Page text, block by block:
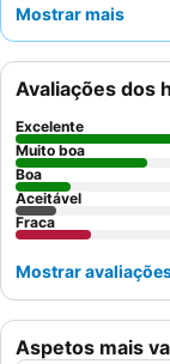
hóspedes elogiam
estadia positiva.
convenientes
uma comodidade
Mostrar mais
Aspetos mais
Avaliações dos
Excelente
Muito boa
Boa
Aceitável
Fraca
Mostrar